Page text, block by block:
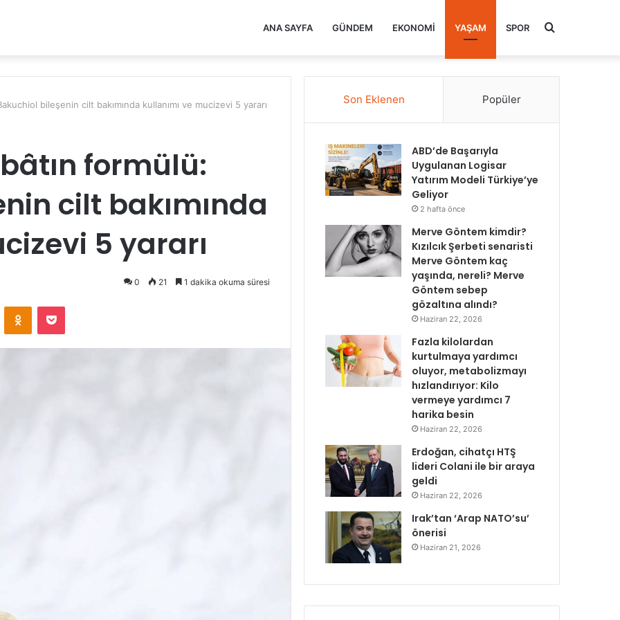
ANA SAYFA GÜNDEM EKONOMI YAŞAM SPOR Arama
bileşenin cilt bakımında kullanımı ve mucizevi 5 yararı
formülü:
cilt bakımında
5 yararı
0 21 1 dakika okuma süresi
Odnoklassniki
Pocket
Son Eklenen Popüler
ABD’de Başarıyla
Uygulanan Logisar
Yatırım Modeli Türkiye’ye
Geliyor
2 hafta önce
Merve Göntem kimdir?
Kızılcık Şerbeti senaristi
Merve Göntem kaç
yaşında, nereli? Merve
Göntem sebep
gözaltına alındı?
Haziran 22, 2026
Fazla kilolardan
kurtulmaya yardımcı
oluyor, metabolizmayı
hızlandırıyor: Kilo
vermeye yardımcı 7
harika besin
Haziran 22, 2026
Erdoğan, cihatçı HTŞ
lideri Colani ile bir araya
geldi
Haziran 22, 2026
Irak’tan ‘Arap NATO’su’
önerisi
Haziran 21, 2026